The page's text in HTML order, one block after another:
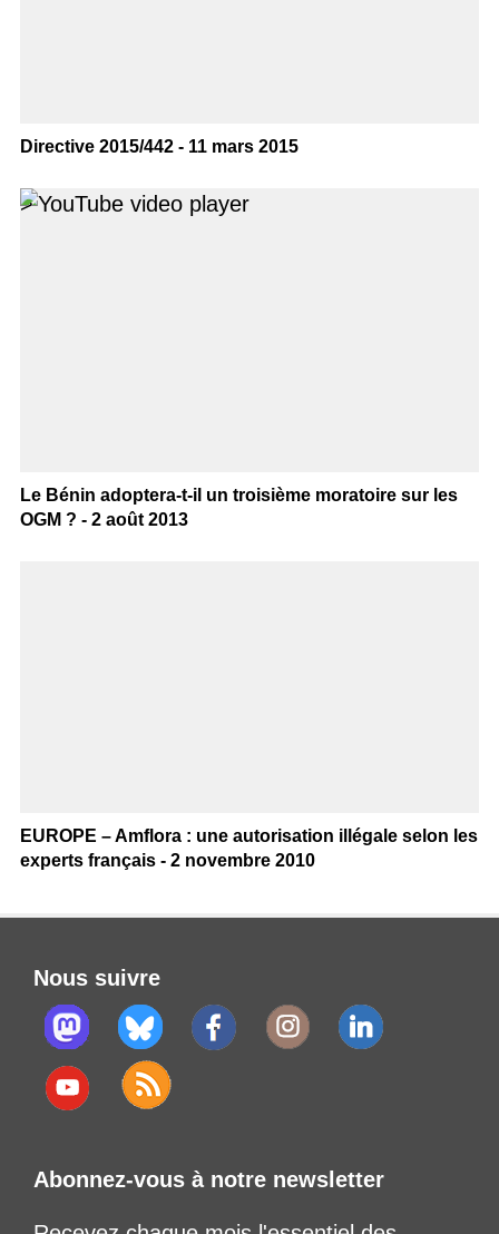
Directive 2015/442 - 11 mars 2015
>
Le Bénin adoptera-t-il un troisième moratoire sur les
OGM ? - 2 août 2013
EUROPE – Amflora : une autorisation illégale selon les
experts français - 2 novembre 2010
Nous suivre
Abonnez-vous à notre newsletter